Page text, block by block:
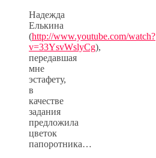
Надежда
Елькина
(http://www.youtube.com/watch?
v=33YsvWslyCg),
передавшая
мне
эстафету,
в
качестве
задания
предложила
цветок
папоротника…